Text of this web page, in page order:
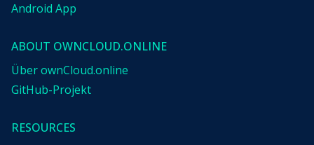
Android App
ABOUT OWNCLOUD.ONLINE
Über ownCloud.online
GitHub-Projekt
RESOURCES